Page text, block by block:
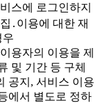
스에 로그인하지
․이용에 대한 재
우
용자의 이용을 제
및 기간 등 구체
공지, 서비스 이용
에서 별도로 정하